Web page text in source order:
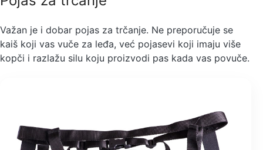
Važan je i dobar pojas za trčanje. Ne preporučuje se
kaiš koji vas vuče za leđa, već pojasevi koji imaju više
kopči i razlažu silu koju proizvodi pas kada vas povuče.